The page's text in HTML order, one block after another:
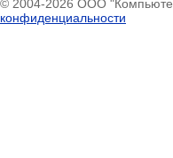
© 2004-2026 ООО
конфиденциальности